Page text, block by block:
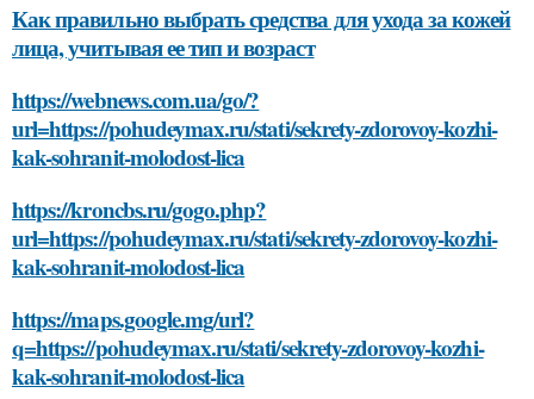
Как правильно выбрать средства для ухода за кожей
лица, учитывая ее тип и возраст
https://webnews.com.ua/go/?
url=https://pohudeymax.ru/stati/sekrety-zdorovoy-kozhi-
kak-sohranit-molodost-lica
https://kroncbs.ru/gogo.php?
url=https://pohudeymax.ru/stati/sekrety-zdorovoy-kozhi-
kak-sohranit-molodost-lica
https://maps.google.mg/url?
q=https://pohudeymax.ru/stati/sekrety-zdorovoy-kozhi-
kak-sohranit-molodost-lica